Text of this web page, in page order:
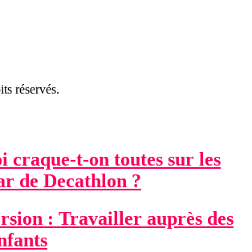
réservés.
craque-t-on toutes sur les
de Decathlon ?
: Travailler auprès des